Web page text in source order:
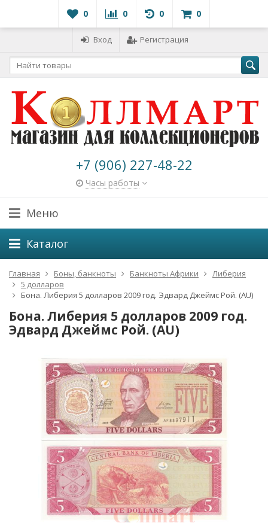
0 0 0 0
Вход Регистрация
+7 (906) 227-48-22
Часы работы
Меню
Каталог
Главная Боны, банкноты Банкноты Африки
Либерия
5 долларов
Бона. Либерия 5 долларов 2009 год. Эдвард Джеймс Рой. (AU)
Бона. Либерия 5 долларов 2009 год.
Эдвард Джеймс Рой. (AU)